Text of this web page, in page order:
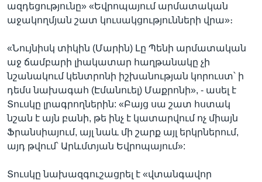
ազդեցությունը» «Եվրոպայում արմատական
աջակողմյան շատ կուսակցությունների վրա»։
«Նույնիսկ տիկին (Մարին) Լը Պենի արմատական
աջ ճամբարի լիակատար հաղթանակը չի
նշանակում կենտրոնի իշխանության կորուստ՝ ի
դեմս նախագահ (Էմանուել) Մաքրոնի», - ասել է
Տուսկը լրագրողներին: «Բայց սա շատ հստակ
նշան է այն բանի, թե ինչ է կատարվում ոչ միայն
Ֆրանսիայում, այլ նաև մի շարք այլ երկրներում,
այդ թվում՝ Արևմտյան Եվրոպայում»:
Տուսկը նախազգուշացրել է «վտանգավոր